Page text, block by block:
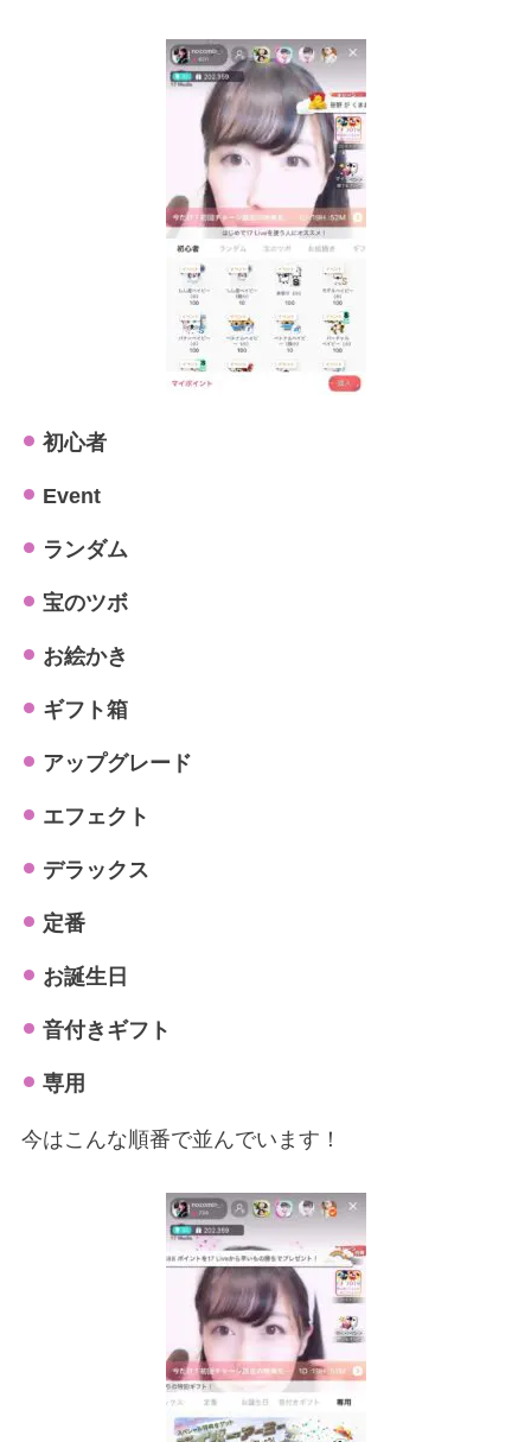
初心者
Event
ランダム
宝のツボ
お絵かき
ギフト箱
アップグレード
エフェクト
デラックス
定番
お誕生日
音付きギフト
専用
今はこんな順番で並んでいます！